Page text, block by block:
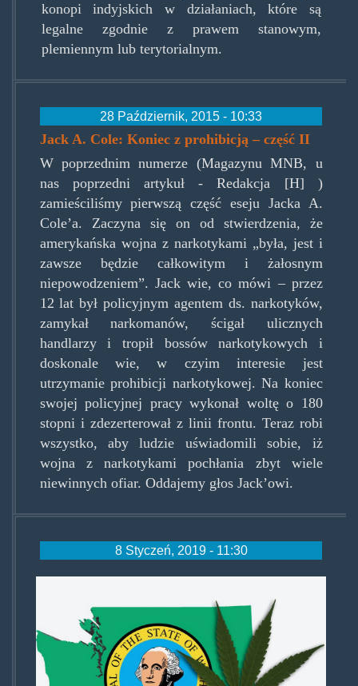
konopi indyjskich w działaniach, które są
legalne zgodnie z prawem stanowym,
plemiennym lub terytorialnym.
28 Październik, 2015 - 10:33
Jack A. Cole: Koniec z prohibicją – część II
W poprzednim numerze (Magazynu MNB, u
nas poprzedni artykuł - Redakcja [H] )
zamieściliśmy pierwszą część eseju Jacka A.
Cole’a. Zaczyna się on od stwierdzenia, że
amerykańska wojna z narkotykami „była, jest i
zawsze będzie całkowitym i żałosnym
niepowodzeniem”. Jack wie, co mówi – przez
12 lat był policyjnym agentem ds. narkotyków,
zamykał narkomanów, ścigał ulicznych
handlarzy i tropił bossów narkotykowych i
doskonale wie, w czyim interesie jest
utrzymanie prohibicji narkotykowej. Na koniec
swojej policyjnej pracy wykonał woltę o 180
stopni i zdezerterował z linii frontu. Teraz robi
wszystko, aby ludzie uświadomili sobie, iż
wojna z narkotykami pochłania zbyt wiele
niewinnych ofiar. Oddajemy głos Jack’owi.
8 Styczeń, 2019 - 11:30